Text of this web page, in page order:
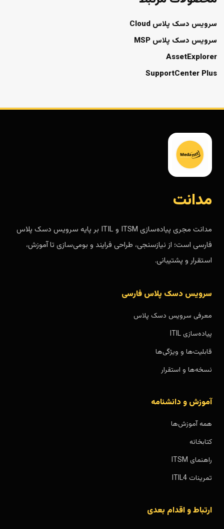
سرویس دسک پلاس Cloud
سرویس دسک پلاس MSP
AssetExplorer
SupportCenter Plus
مدانت
مدانت مجری پیاده‌سازی ITSM و ITIL بر پایه سرویس دسک پلاس
فارسی است؛ از نیازسنجی، طراحی فرایند و بومی‌سازی تا آموزش،
استقرار و پشتیبانی.
سرویس دسک پلاس فارسی
معرفی سرویس دسک پلاس
پیاده‌سازی ITIL
قابلیت‌ها و ویژگی‌ها
نسخه‌ها و استقرار
آموزش و دانشنامه
همه آموزش‌ها
کتابخانه
راهنمای ITSM
تمرینات ITIL4
ارتباط و اقدام بعدی